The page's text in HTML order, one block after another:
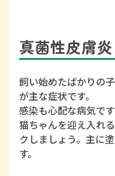
真菌性皮膚炎
飼い始めたばかりの
が主な症状です。
感染も心配な病気で
猫ちゃんを迎え入れ
クしましょう。主に
す。